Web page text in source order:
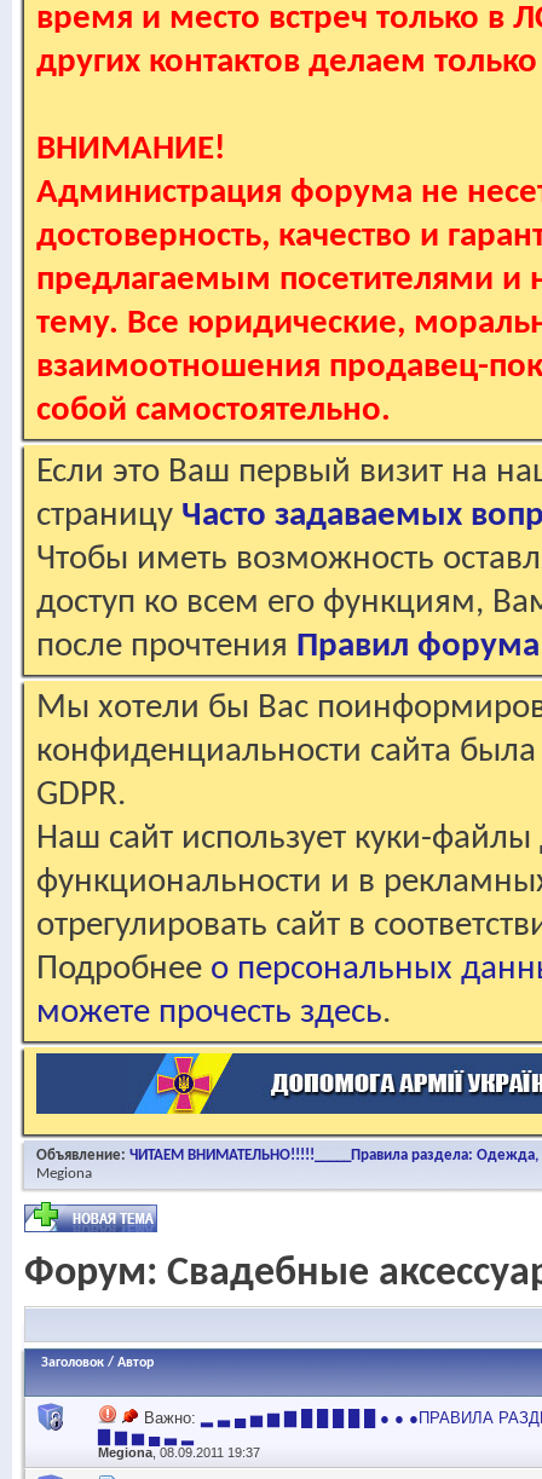
время и место встреч только в
других контактов делаем
ВНИМАНИЕ!
Администрация форума не
достоверность, качество и
предлагаемым посетителями и
тему. Все юридические,
взаимоотношения продавец-
собой самостоятельно.
Если это Ваш первый визит на
страницу Часто задаваемых
Чтобы иметь возможность
доступ ко всем его функциям,
после прочтения Правил форума
Мы хотели бы Вас
конфиденциальности сайта
GDPR.
Наш сайт использует куки-файлы
функциональности и в
отрегулировать сайт в
Подробнее о персональных
можете прочесть здесь.
Объявление: ЧИТАЕМ ВНИМАТЕЛЬНО!!!!!_____Правила раздела: Одежда,
Megiona
Форум: Свадебные
Заголовок / Автор
Важно: ▂ ▃ ▄ ▅ ▆ ▇ █ █ █ █ █ ● ● ●ПРАВИЛА
▇ ▆ ▅ ▄ ▃ ▂
Megiona , 08.09.2011 19:37